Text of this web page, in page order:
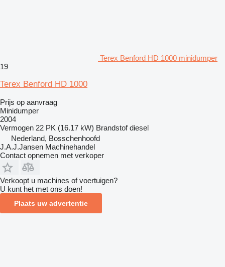
Terex Benford HD 1000 minidumper
19
Terex Benford HD 1000
Prijs op aanvraag
Minidumper
2004
Vermogen 22 PK (16.17 kW) Brandstof diesel
Nederland, Bosschenhoofd
J.A.J.Jansen Machinehandel
Contact opnemen met verkoper
Verkoopt u machines of voertuigen?
U kunt het met ons doen!
Plaats uw advertentie